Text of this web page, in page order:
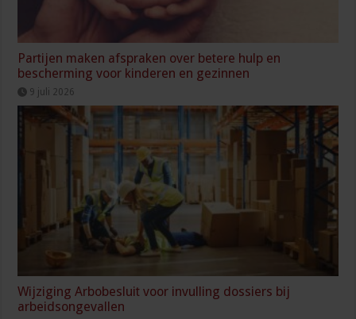
Partijen maken afspraken over betere hulp en
bescherming voor kinderen en gezinnen
9 juli 2026
Wijziging Arbobesluit voor invulling dossiers bij
arbeidsongevallen